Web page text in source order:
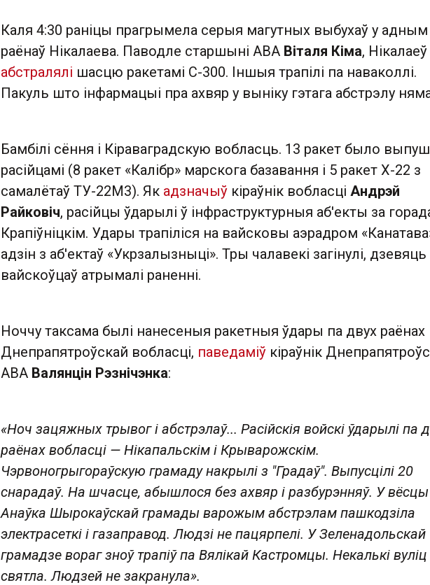
Каля 4:30 раніцы прагрымела серыя магутных выбухаў у адным
раёнаў Нікалаева. Паводле старшыні АВА Віталя Кіма, Нікалаеў
абстралялі шасцю ракетамі С-300. Іншыя трапілі па наваколлі.
Пакуль што інфармацыі пра ахвяр у выніку гэтага абстрэлу
Бамбілі сёння і Кіраваградскую вобласць. 13 ракет было
расійцамі (8 ракет «Калібр» марскога базавання і 5 ракет Х-22 з
самалётаў ТУ-22М3). Як адзначыў кіраўнік вобласці Андрэй
Райковіч, расійцы ўдарылі ў інфраструктурныя аб'екты за
Крапіўніцкім. Удары трапіліся на вайсковы аэрадром
адзін з аб'ектаў «Укрзалызныці». Тры чалавекі загінулі, дзевяць
вайскоўцаў атрымалі раненні.
Ноччу таксама былі нанесеныя ракетныя ўдары па двух раёнах
Днепрапятроўскай вобласці, паведаміў кіраўнік
АВА Валянцін Рэзнічэнка:
«Ноч зацяжных трывог і абстрэлаў... Расійскія войскі ўдарылі па
раёнах вобласці — Нікапальскім і Крыварожскім.
Чэрвоногрыгораўскую грамаду накрылі з "Градаў". Выпусцілі 20
снарадаў. На шчасце, абышлося без ахвяр і разбурэнняў. У вёсцы
Анаўка Шырокаўскай грамады варожым абстрэлам пашкодзіла
электрасеткі і газаправод. Людзі не пацярпелі. У Зеленадольскай
грамадзе вораг зноў трапіў па Вялікай Кастромцы. Некалькі вуліц
святла. Людзей не закранула».